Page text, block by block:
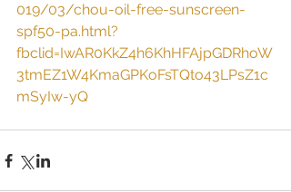
019/03/chou-oil-free-sunscreen-
spf50-pa.html?
fbclid=IwAR0KkZ4h6KhHFAjpGDRhoW
3tmEZ1W4KmaGPKoFsTQto43LPsZ1c
mSyIw-yQ